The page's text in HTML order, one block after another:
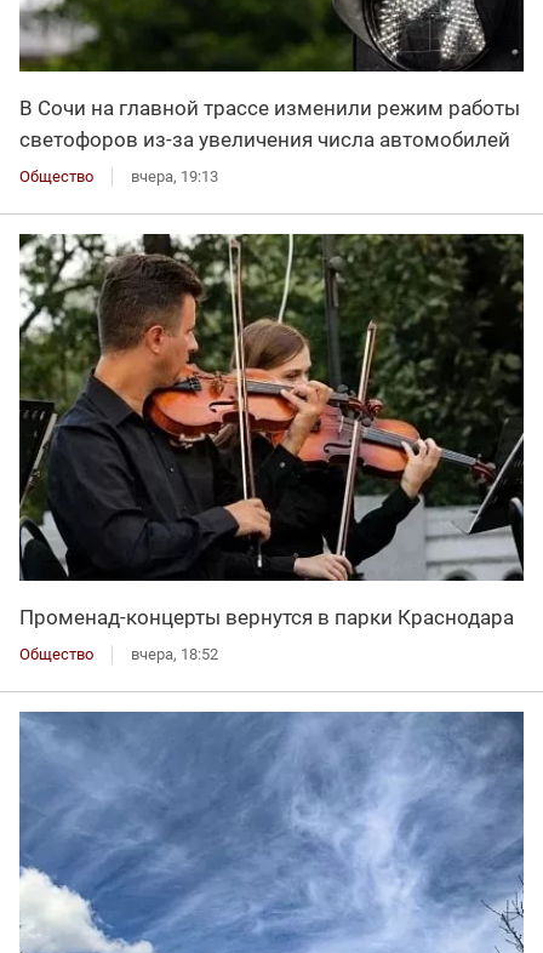
В Сочи на главной трассе изменили режим работы
светофоров из-за увеличения числа автомобилей
Общество вчера, 19:13
Променад-концерты вернутся в парки Краснодара
Общество вчера, 18:52